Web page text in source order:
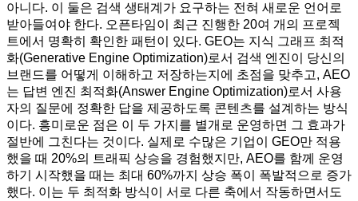
아니다. 이 둘은 검색 생태계가 요구하는 전혀 새로운 언어로
받아들여야 한다. 오픈타임이 최근 진행한 20여 개의 프로젝
트에서 명확히 확인한 패턴이 있다. GEO는 지식 그래프 최적
화(Generative Engine Optimization)로서 검색 엔진이 당신의
브랜드를 어떻게 이해하고 저장하는지에 초점을 맞추고, AEO
는 답변 엔진 최적화(Answer Engine Optimization)로서 사용
자의 질문에 정확한 답을 제공하도록 콘텐츠를 설계하는 방식
이다. 흥미로운 점은 이 두 가지를 별개로 운영하면 그 효과가
절반에 그친다는 것이다. 실제로 수많은 기업이 GEO만 적용
했을 때 20%의 트래픽 상승을 경험했지만, AEO를 함께 운영
하기 시작했을 때는 최대 60%까지 상승 폭이 폭발적으로 증가
했다. 이는 두 최적화 방식이 서로 다른 축에서 작동하면서도